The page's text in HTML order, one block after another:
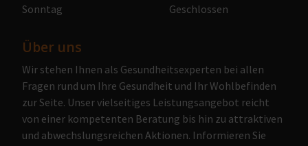
Sonntag
Geschlossen
Über uns
Wir stehen Ihnen als Gesundheitsexperten bei allen
Fragen rund um Ihre Gesundheit und Ihr Wohlbefinden
zur Seite. Unser vielseitiges Leistungsangebot reicht
von einer kompetenten Beratung bis hin zu attraktiven
und abwechslungsreichen Aktionen. Informieren Sie